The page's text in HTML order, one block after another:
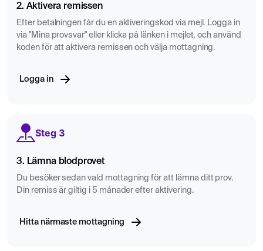
2. Aktivera remissen
Efter betalningen får du en aktiveringskod via mejl. Logga in
via "Mina provsvar" eller klicka på länken i mejlet, och använd
koden för att aktivera remissen och välja mottagning.
Logga in
Steg 3
3. Lämna blodprovet
Du besöker sedan vald mottagning för att lämna ditt prov.
Din remiss är giltig i 5 månader efter aktivering.
Hitta närmaste mottagning